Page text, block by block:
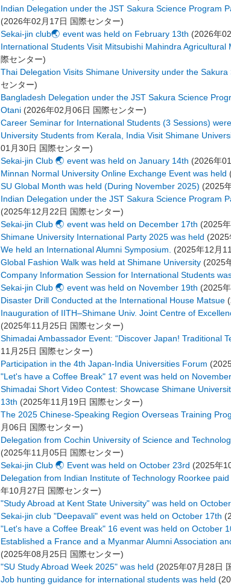
Indian Delegation under the JST Sakura Science Program
(2026年02月17日 国際センター)
Sekai-jin club🌏 event was held on February 13th (2026年
International Students Visit Mitsubishi Mahindra Agricultural
際センター)
Thai Delegation Visits Shimane University under the Sakura
センター)
Bangladesh Delegation under the JST Sakura Science
Otani(2026年02月06日 国際センター)
Career Seminar for International Students (3 Sessions)
University Students from Kerala, India Visit Shimane
01月30日 国際センター)
Sekai-jin Club 🌏 event was held on January 14th (2026年
Minnan Normal University Online Exchange Event was held
SU Global Month was held (During November 2025) (2025
Indian Delegation under the JST Sakura Science Program
(2025年12月22日 国際センター)
Sekai-jin Club 🌏 event was held on December 17th (2025
Shimane University International Party 2025 was held (2025
We held an International Alumni Symposium.
(2025年12月
Global Fashion Walk was held at Shimane University(2025
Company Information Session for International Students
Sekai-jin Club 🌏 event was held on November 19th (2025
Disaster Drill Conducted at the International House Matsue(
Inauguration of IITH–Shimane Univ. Joint Centre of
(2025年11月25日 国際センター)
Shimadai Ambassador Event: “Discover Japan! Traditional
11月25日 国際センター)
Participation in the 4th Japan-India Universities Forum (
"Let's have a Coffee Break" 17 event was held on
Shimadai Short Video Contest: Showcase Shimane
13th (2025年11月19日 国際センター)
The 2025 Chinese-Speaking Region Overseas Training
月06日 国際センター)
Delegation from Cochin University of Science and
(2025年11月05日 国際センター)
Sekai-jin Club 🌏 Event was held on October 23rd (2025年
Delegation from Indian Institute of Technology Roorkee
年10月27日 国際センター)
"Study Abroad at Kent State University" was held on
Sekai-jin club "Deepavali" event was held on October 17th (
"Let's have a Coffee Break" 16 event was held on October
Established a France and a Myanmar Alumni Association
(2025年08月25日 国際センター)
"SU Study Abroad Week 2025" was held (2025年07月28日
Job hunting guidance for international students was held (